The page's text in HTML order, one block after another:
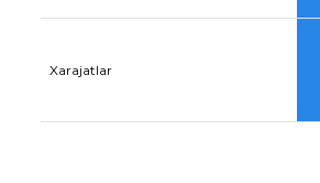
Xarajatlar